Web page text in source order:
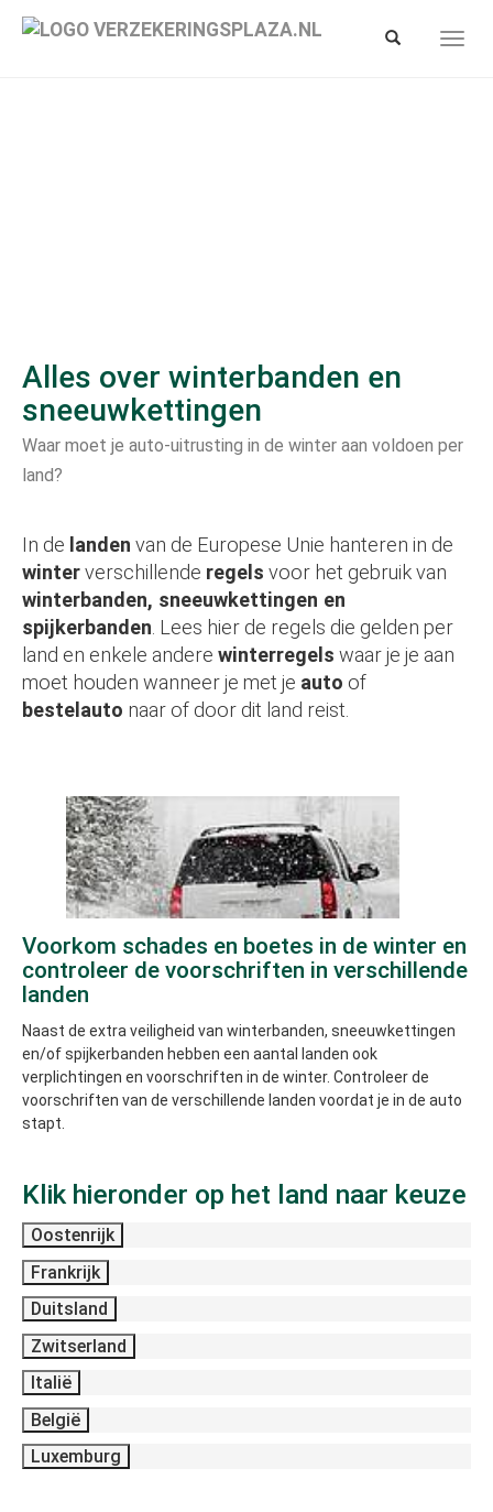
naar
Toon/verberg
Alles over winterbanden en
sneeuwkettingen
Waar moet je auto-uitrusting in de winter aan voldoen per
land?
In de landen van de Europese Unie hanteren in de
winterverschillende regels voor het gebruik van
winterbanden, sneeuwkettingen en
spijkerbanden . Lees hier de regels die gelden per
land en enkele andere winterregels waar je je aan
moet houden wanneer je met je auto of
bestelauto naar of door dit land reist.
Voorkom schades en boetes in de winter en
controleer de voorschriften in verschillende
landen
Naast de extra veiligheid van winterbanden, sneeuwkettingen
en/of spijkerbanden hebben een aantal landen ook
verplichtingen en voorschriften in de winter. Controleer de
voorschriften van de verschillende landen voordat je in de auto
stapt.
Klik hieronder op het land naar keuze
Oostenrijk
Frankrijk
Duitsland
Zwitserland
Italië
België
Luxemburg